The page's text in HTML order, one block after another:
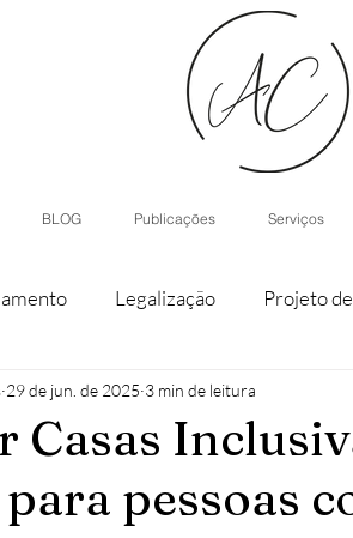
BLOG Publicações Serviços
Legalização Projeto
de parcela Agroturismo
Casas modulares
Casas
pessoas
29 de jun. de 2025 3 min de leitura